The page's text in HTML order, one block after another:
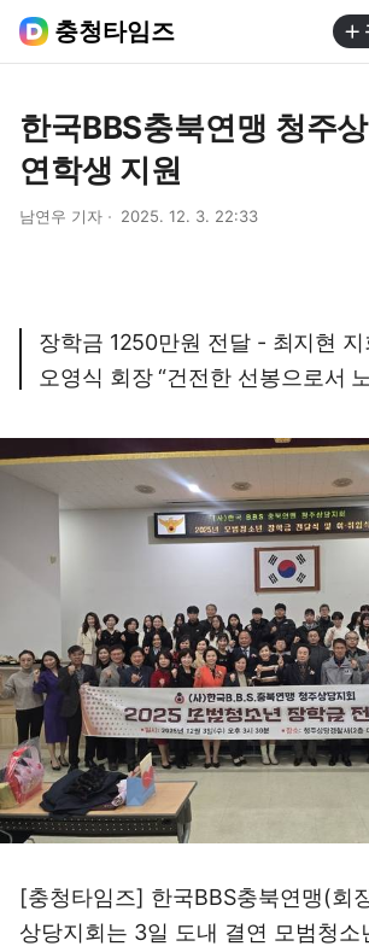
충청타임즈
한국BBS충북연맹 청주
연학생 지원
남연우 기자 2025. 12. 3. 22:33
장학금 1250만원 전달 - 최지현 지
오영식 회장 “건전한 선봉으로서
[충청타임즈] 한국BBS충북연맹(회
상당지회는 3일 도내 결연 모범청